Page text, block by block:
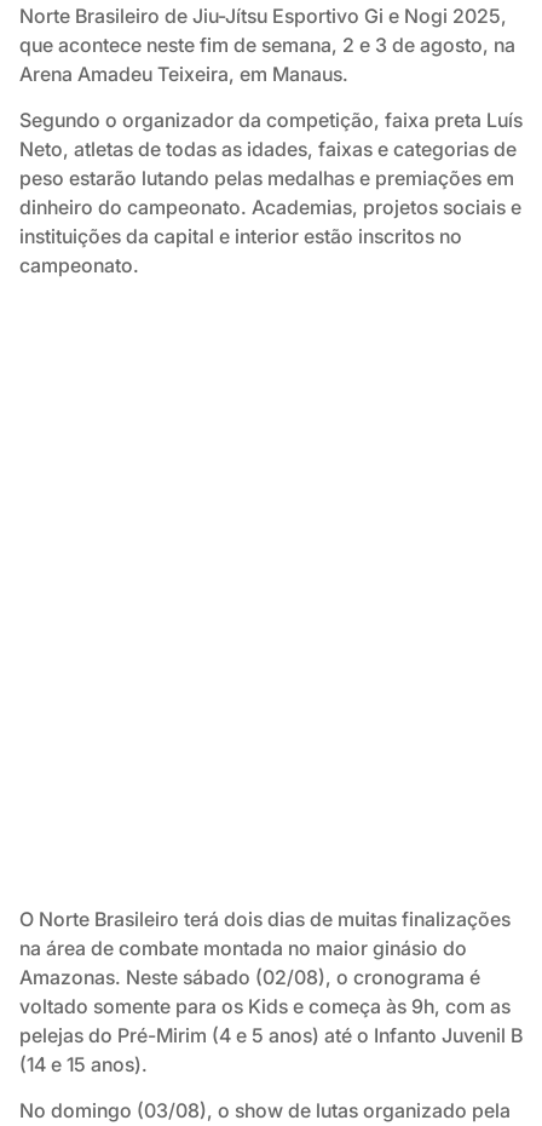
Norte Brasileiro de Jiu-Jítsu Esportivo Gi e Nogi 2025,
que acontece neste fim de semana, 2 e 3 de agosto, na
Arena Amadeu Teixeira, em Manaus.
Segundo o organizador da competição, faixa preta Luís
Neto, atletas de todas as idades, faixas e categorias de
peso estarão lutando pelas medalhas e premiações em
dinheiro do campeonato. Academias, projetos sociais e
instituições da capital e interior estão inscritos no
campeonato.
O Norte Brasileiro terá dois dias de muitas finalizações
na área de combate montada no maior ginásio do
Amazonas. Neste sábado (02/08), o cronograma é
voltado somente para os Kids e começa às 9h, com as
pelejas do Pré-Mirim (4 e 5 anos) até o Infanto Juvenil B
(14 e 15 anos).
No domingo (03/08), o show de lutas organizado pela